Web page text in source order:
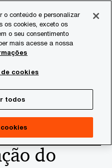
no
apoiar
do
o conteúdo e personalizar
os cookies, exceto os
o seu consentimento
mais acesse a nossa
cookies
todos